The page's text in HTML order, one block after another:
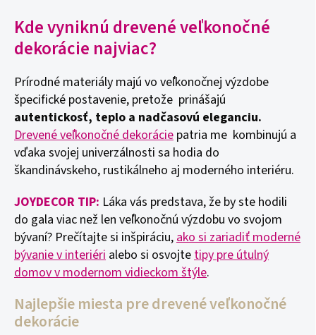
Kde vyniknú drevené veľkonočné
dekorácie najviac?
Prírodné materiály majú vo veľkonočnej výzdobe
špecifické postavenie, pretože prinášajú
autentickosť, teplo a nadčasovú eleganciu.
Drevené veľkonočné dekorácie patria me kombinujú a
vďaka svojej univerzálnosti sa hodia do
škandinávskeho, rustikálneho aj moderného interiéru.
JOYDECOR TIP: Láka vás predstava, že by ste hodili
do gala viac než len veľkonočnú výzdobu vo svojom
bývaní? Prečítajte si inšpiráciu,ako si zariadiť moderné
bývanie v interiéri alebo si osvojtetipy pre útulný
domov v modernom vidieckom štýle.
Najlepšie miesta pre drevené veľkonočné
dekorácie